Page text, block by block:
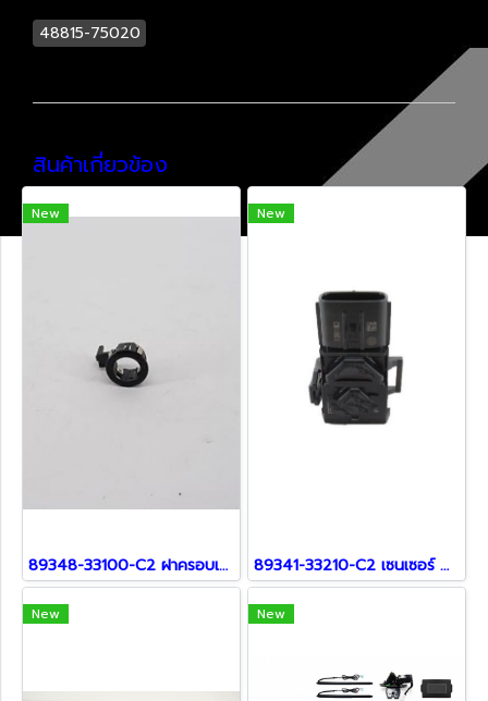
48815-75020
สินค้าเกี่ยวข้อง
New
89348-33100-C2 ฝาครอบเซ็นเซอร์ สำหรับ Lexus
New
89341-33210-C2 เซนเซอร์ สำหรับ Lexus
New New